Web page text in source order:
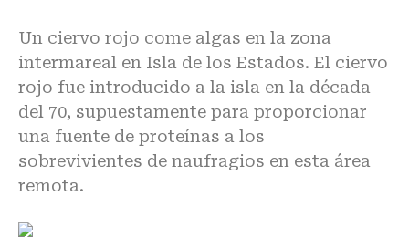
Un ciervo rojo come algas en la zona
intermareal en Isla de los Estados. El ciervo
rojo fue introducido a la isla en la década
del 70, supuestamente para proporcionar
una fuente de proteínas a los
sobrevivientes de naufragios en esta área
remota.